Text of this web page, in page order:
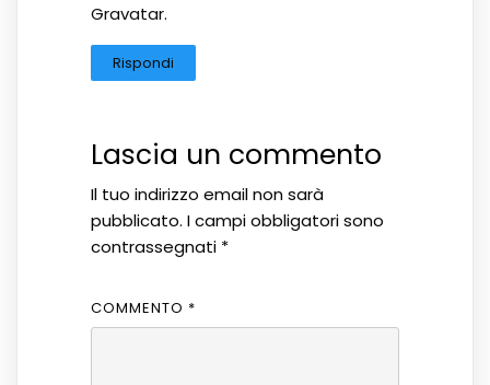
Gravatar.
Rispondi
Lascia un commento
Il tuo indirizzo email non sarà
pubblicato. I campi obbligatori sono
contrassegnati *
COMMENTO *